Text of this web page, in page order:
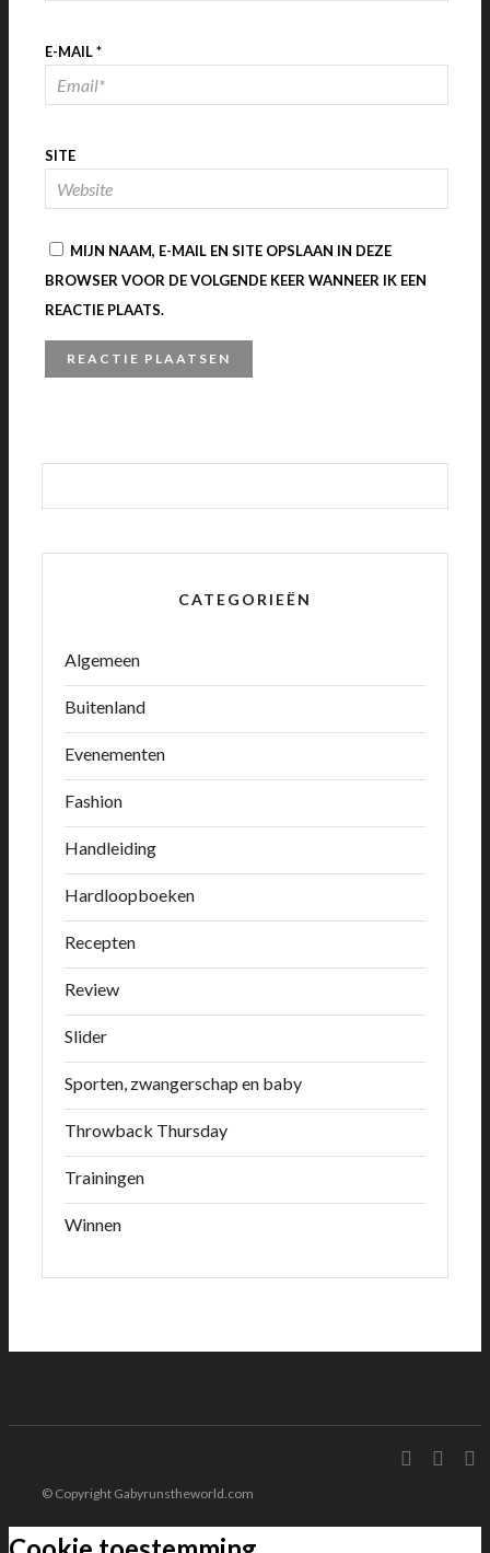
E-MAIL*
SITE
MIJN NAAM, E-MAIL EN SITE OPSLAAN IN DEZE
BROWSER VOOR DE VOLGENDE KEER WANNEER IK EEN
REACTIE PLAATS.
CATEGORIEËN
Algemeen
Buitenland
Evenementen
Fashion
Handleiding
Hardloopboeken
Recepten
Review
Slider
Sporten, zwangerschap en baby
Throwback Thursday
Trainingen
Winnen
© Copyright Gabyrunstheworld.com